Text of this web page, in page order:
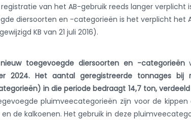
van het AB-gebruik reeds langer verplicht
diersoorten en -categorieën is het verplicht het
KB van 21 juli 2016).
toegevoegde diersoorten en -categorieën
2024. Het aantal geregistreerde tonnages
in die periode bedraagt 14,7 ton,
pluimveecategorieën zijn voor de
de kalkoenen. Het gebruik in deze